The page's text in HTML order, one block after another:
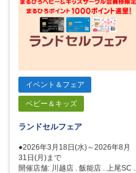
イベント＆フェア
ベビー＆キッズ
ランドセルフェア
●2026年3月18日(水)～2026年8月
31日(月)まで
開催店舗: 川越店 . 飯能店 . 上尾SC .